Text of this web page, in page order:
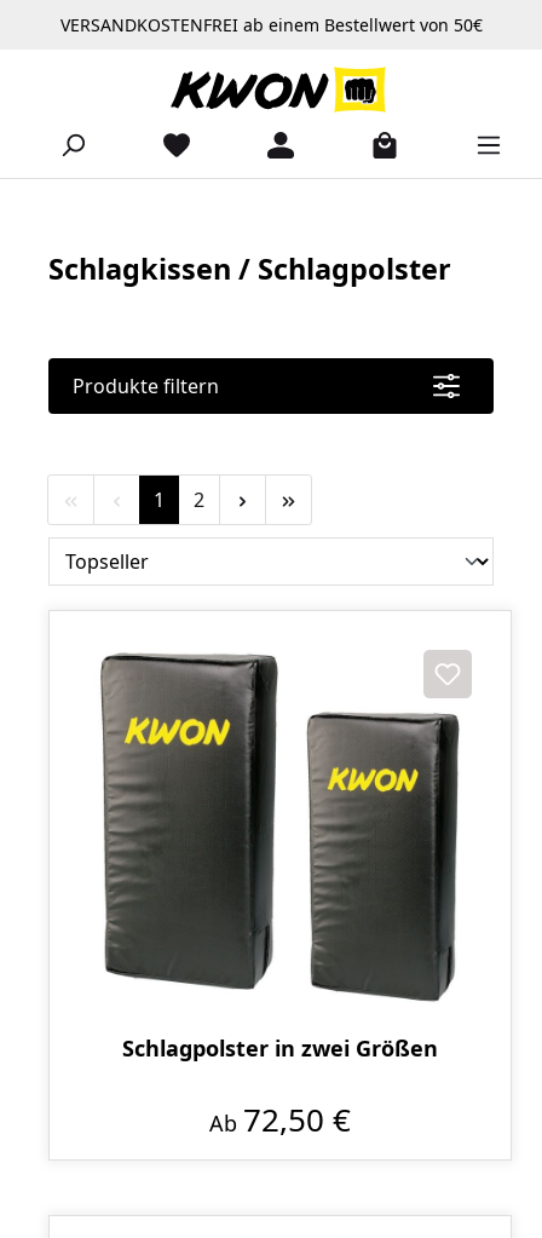
Zum Hauptinhalt springen
VERSANDKOSTENFREI ab einem Bestellwert von 50€
Schlagkissen / Schlagpolster
Produkte filtern
Seite
1 Seite
2
Schlagpolster in zwei Größen
Ab 72,50 €